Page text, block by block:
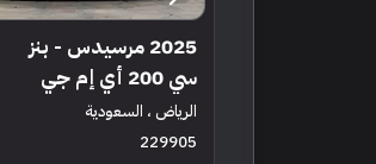
2025 مرسيدس - بنز
سي 200 أي إم جي
الرياض ، السعودية
229905